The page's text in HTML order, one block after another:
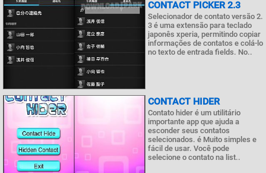
CONTACT PICKER 2.3
Selecionador de contato versão 2.
3 é uma extensão para teclado
japonês xperia, permitindo copiar
informações de contatos e colá-lo
no texto de entrada fields. No..
CONTACT HIDER
Contato hider é um utilitário
importante app que ajuda a
esconder seus contatos
selecionados. é Muito simples e
fácil de usar. Você pode
selecione o contato na list..